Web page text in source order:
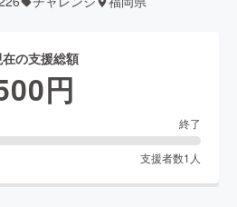
の支援総額
円
終了
支援者数1 人